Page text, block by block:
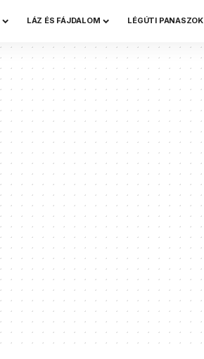
LÁZ ÉS FÁJDALOM LÉGÚTI PANASZOK